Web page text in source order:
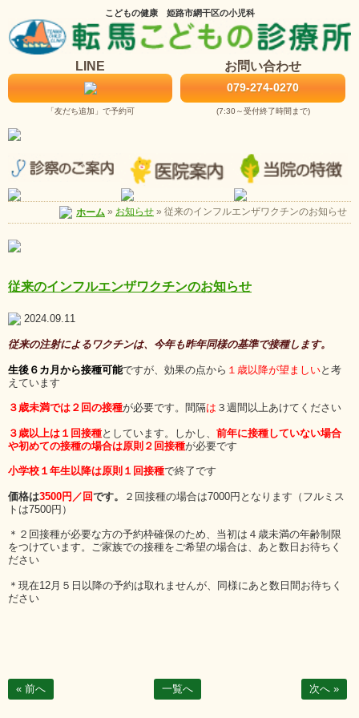
こどもの健康 姫路市網干区の小児科
LINE
「友だち追加」で予約可
お問い合わせ
079-274-0270
(7:30～受付終了時間まで)
ホーム » お知らせ » 従来のインフルエンザワクチンのお知らせ
従来のインフルエンザワクチンのお知らせ
2024.09.11
従来の注射によるワクチンは、今年も昨年同様の基準で接種します。
生後６カ月から接種可能ですが、効果の点から １歳以降が望ましいと考
えています
３歳未満では２回の接種が必要です。 間隔は ３週間以上あけてください
３歳以上は１回接種としています。しかし、 前年に接種していない場合
や初めての接種の場合は原則２回接種が必要です
小学校１年生以降は原則１回接種で終了です
価格は3500円／回です。
２回接種の場合は7000円となります（フルミス
トは7500円）
＊２回接種が必要な方の予約枠確保のため、当初は４歳未満の年齢制限
をつけています。ご家族での接種をご希望の場合は、あと数日お待ちく
ださい
＊現在12月５日以降の予約は取れませんが、同様にあと数日間お待ちく
ださい
« 前へ 一覧へ 次へ »